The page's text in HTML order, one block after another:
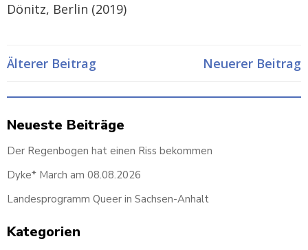
Dönitz, Berlin (2019)
Post
navigation
Älterer Beitrag
PostNeuerer Beitrag
Neueste Beiträge
Der Regenbogen hat einen Riss bekommen
Dyke* March am 08.08.2026
Landesprogramm Queer in Sachsen-Anhalt
Kategorien